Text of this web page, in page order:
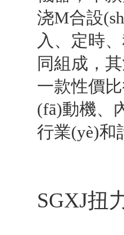
浇M合設
入、
同組成，其
一款性價比
(fā)動機、內
行業(yè)和
SGXJ扭